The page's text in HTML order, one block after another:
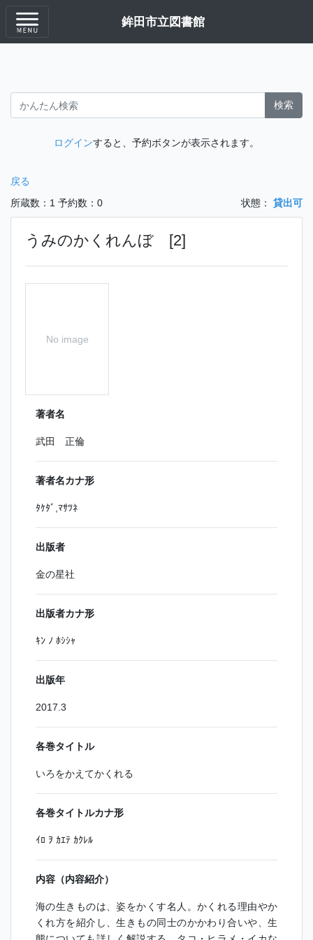
鉾田市立図書館
検索
ログインすると、予約ボタンが表示されます。
戻る
所蔵数：1 予約数：0 状態： 貸出可
うみのかくれんぼ [2]
No image
著者名
武田 正倫
著者名カナ形
ﾀｹﾀﾞ,ﾏｻﾂﾈ
出版者
金の星社
出版者カナ形
ｷﾝ ﾉ ﾎｼｼｬ
出版年
2017.3
各巻タイトル
いろをかえてかくれる
各巻タイトルカナ形
ｲﾛ ｦ ｶｴﾃ ｶｸﾚﾙ
内容（内容紹介）
海の生きものは、姿をかくす名人。かくれる理由やか
くれ方を紹介し、生きもの同士のかかわり合いや、生